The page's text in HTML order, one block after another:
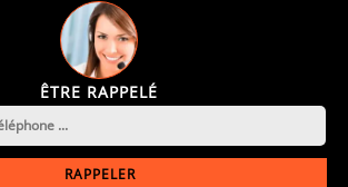
ÊTRE RAPPELÉ